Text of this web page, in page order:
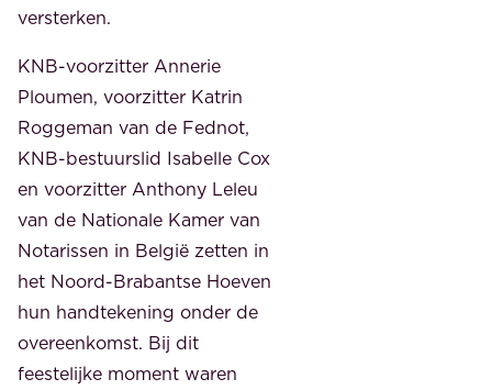
versterken.
KNB-voorzitter Annerie
Ploumen, voorzitter Katrin
Roggeman van de Fednot,
KNB-bestuurslid Isabelle Cox
en voorzitter Anthony Leleu
van de Nationale Kamer van
Notarissen in België zetten in
het Noord-Brabantse Hoeven
hun handtekening onder de
overeenkomst. Bij dit
feestelijke moment waren